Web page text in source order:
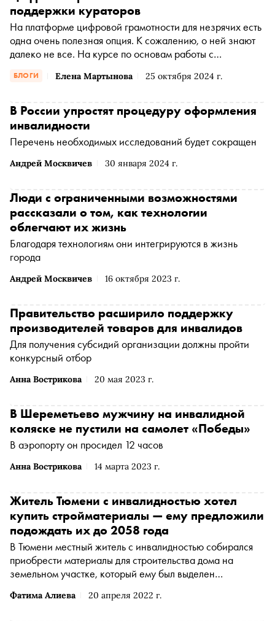
БЛОГИ Елена Мартынова 25 октября 2024 г.
поддержки кураторов
На платформе цифровой грамотности для незрячих есть
одна очень полезная опция. К сожалению, о ней знают
далеко не все. На курсе по основам работы с
можно получить поддержку кураторов. Они ответят на
видеоурока или не смогли выполнить задание на
практике. Сегодня обсудим, почему эта поддержка так
важна для слушателей курса
Андрей Москвичев 30 января 2024 г.
В России упростят процедуру оформления
инвалидности
Перечень необходимых исследований будет сокращен
Андрей Москвичев 16 октября 2023 г.
Люди с ограниченными возможностями
рассказали о том, как технологии
облегчают их жизнь
Благодаря технологиям они интегрируются в жизнь
города
Анна Вострикова 20 мая 2023 г.
Правительство расширило поддержку
производителей товаров для инвалидов
Для получения субсидий организации должны пройти
конкурсный отбор
Анна Вострикова 14 марта 2023 г.
В Шереметьево мужчину на инвалидной
коляске не пустили на самолет «Победы»
В аэропорту он просидел 12 часов
Фатима Алиева 20 апреля 2022 г.
Житель Тюмени с инвалидностью хотел
купить стройматериалы — ему предложили
подождать их до 2058 года
В Тюмени местный житель с инвалидностью собирался
приобрести материалы для строительства дома на
земельном участке, который ему был выделен
придется ждать 36 лет, пишет «Коммерсантъ»